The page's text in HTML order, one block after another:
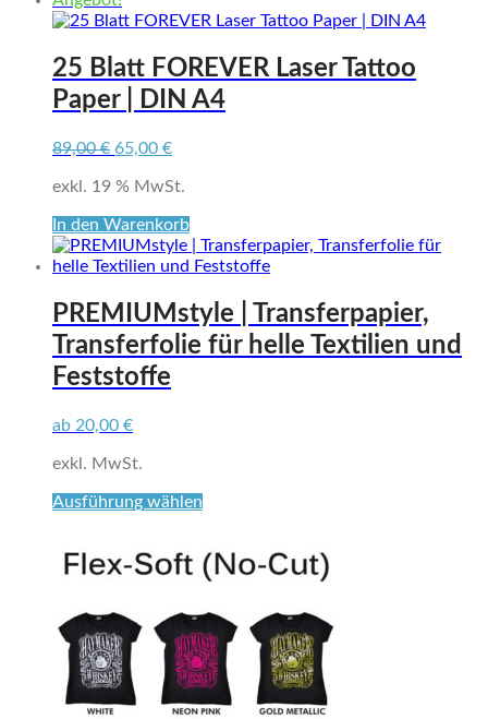
25 Blatt FOREVER Laser Tattoo
Paper | DIN A4
89,00€ Ursprünglicher
war:
65,00 €Aktueller
ist:
exkl. 19 % MwSt.
In den Warenkorb
PREMIUMstyle | Transferpapier,
Transferfolie für helle Textilien und
Feststoffe
ab 20,00 €
exkl. MwSt.
Ausführung wählen
mehrere
Varianten
Die
Optionen
können
auf
der